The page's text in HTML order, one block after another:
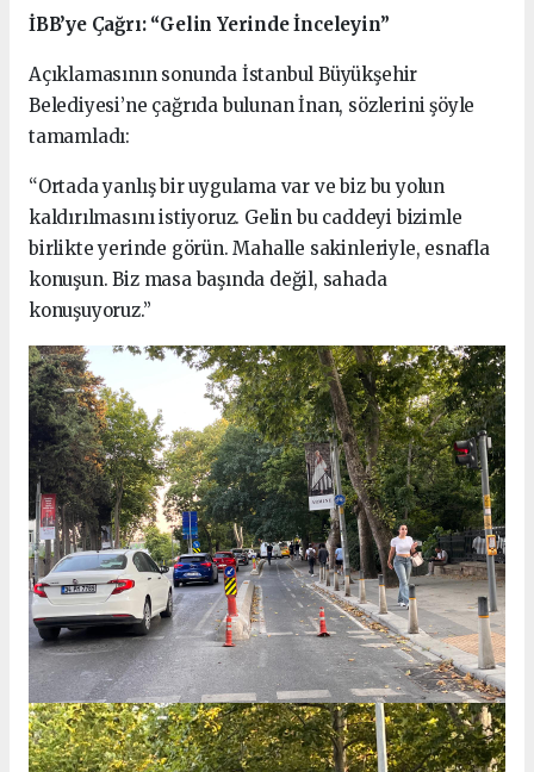
İBB’ye Çağrı: “Gelin Yerinde İnceleyin”
Açıklamasının sonunda İstanbul Büyükşehir
Belediyesi’ne çağrıda bulunan İnan, sözlerini şöyle
tamamladı:
“Ortada yanlış bir uygulama var ve biz bu yolun
kaldırılmasını istiyoruz. Gelin bu caddeyi bizimle
birlikte yerinde görün. Mahalle sakinleriyle, esnafla
konuşun. Biz masa başında değil, sahada
konuşuyoruz.”